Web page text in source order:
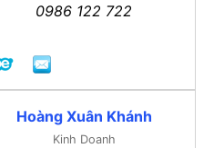
0986 122 722
Hoàng Xuân Khánh
Kinh Doanh